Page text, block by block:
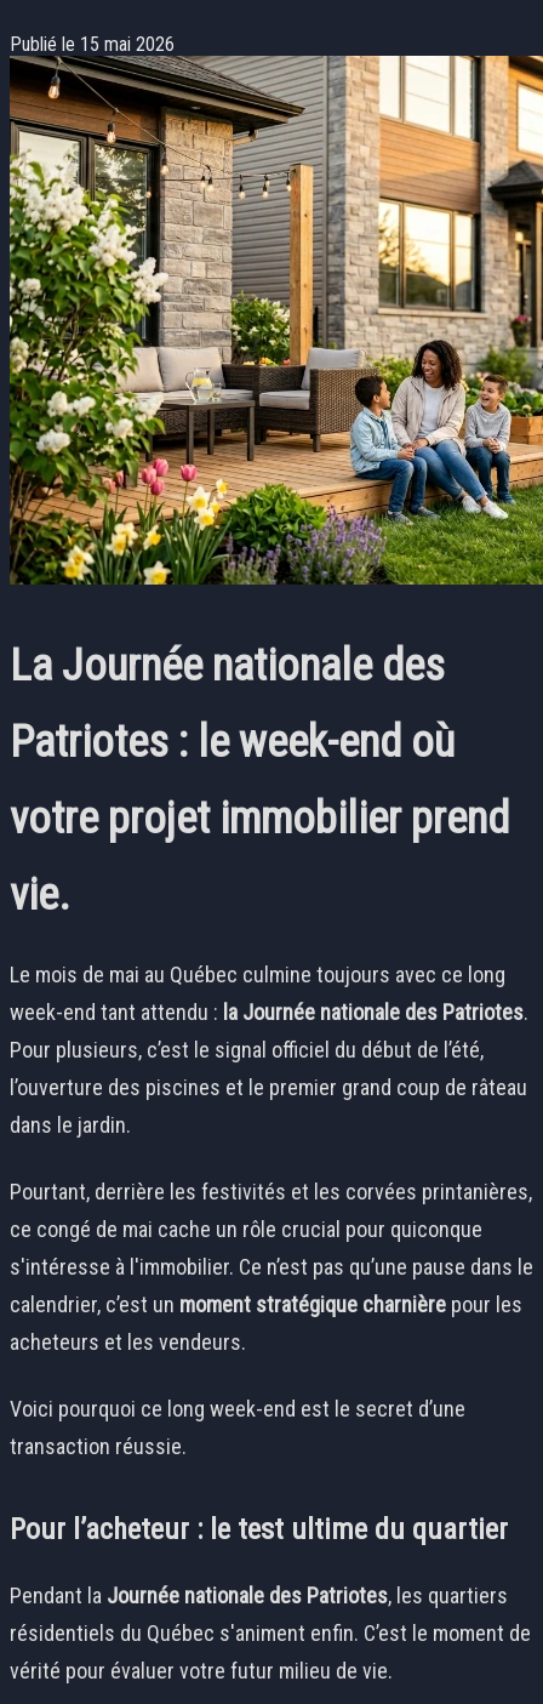
Publié le 15 mai 2026
La Journée nationale des
Patriotes : le week-end où
votre projet immobilier prend
vie.
Le mois de mai au Québec culmine toujours avec ce long
week-end tant attendu : la Journée nationale des Patriotes.
Pour plusieurs, c’est le signal officiel du début de l’été,
l’ouverture des piscines et le premier grand coup de râteau
dans le jardin.
Pourtant, derrière les festivités et les corvées printanières,
ce congé de mai cache un rôle crucial pour quiconque
s'intéresse à l'immobilier. Ce n’est pas qu’une pause dans le
calendrier, c’est un moment stratégique charnière pour les
acheteurs et les vendeurs.
Voici pourquoi ce long week-end est le secret d’une
transaction réussie.
Pour l’acheteur : le test ultime du quartier
Pendant la Journée nationale des Patriotes, les quartiers
résidentiels du Québec s'animent enfin. C’est le moment de
vérité pour évaluer votre futur milieu de vie.